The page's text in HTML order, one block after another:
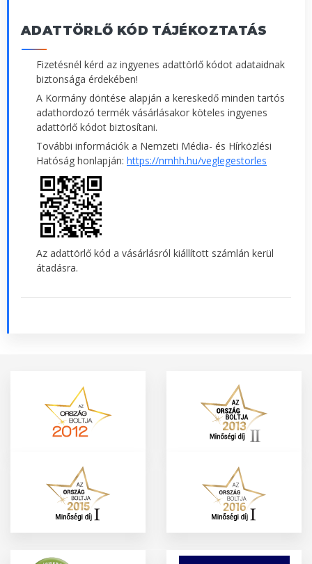
ADATTÖRLŐ KÓD TÁJÉKOZTATÁS
Fizetésnél kérd az ingyenes adattörlő kódot adataidnak
biztonsága érdekében!
A Kormány döntése alapján a kereskedő minden tartós
adathordozó termék vásárlásakor köteles ingyenes
adattörlő kódot biztosítani.
További információk a Nemzeti Média- és Hírközlési
Hatóság honlapján: https://nmhh.hu/veglegestorles
Az adattörlő kód a vásárlásról kiállított számlán kerül
átadásra.